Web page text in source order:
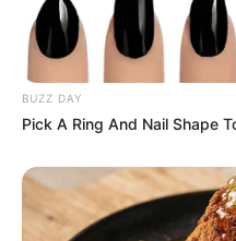
BUZZ DAY
Pick A Ring And Nail Shape